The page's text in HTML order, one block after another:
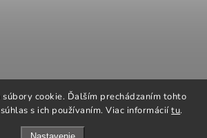
cookie. Ďalším prechádzaním tohto
s ich používaním. Viac informáciítu.
a vložky
NAPOLEON grily